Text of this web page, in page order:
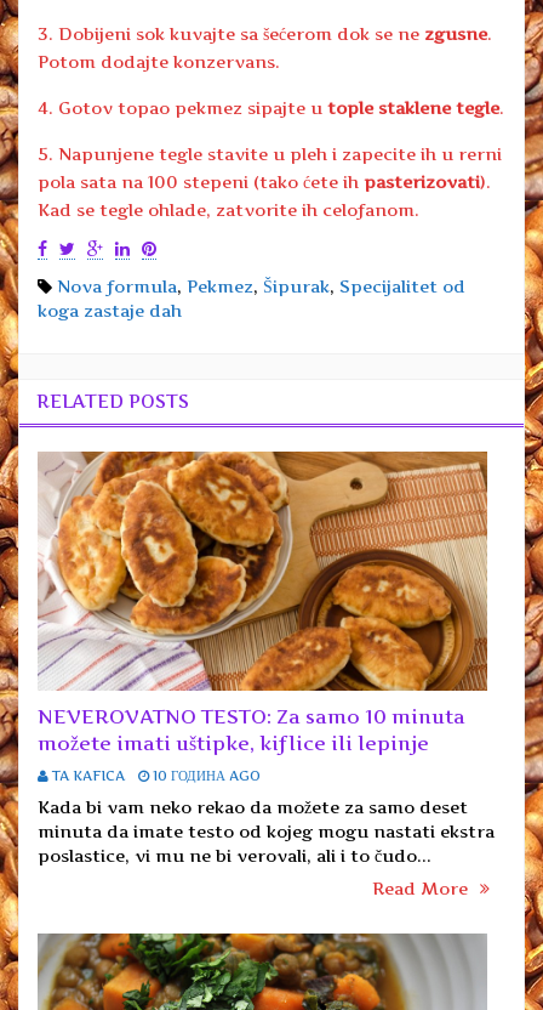
3. Dobijeni sok kuvajte sa šećerom dok se ne zgusne.
Potom dodajte konzervans.
4. Gotov topao pekmez sipajte u tople staklene tegle.
5. Napunjene tegle stavite u pleh i zapecite ih u rerni
pola sata na 100 stepeni (tako ćete ih pasterizovati).
Kad se tegle ohlade, zatvorite ih celofanom.
Nova formula, Pekmez, Šipurak, Specijalitet od
koga zastaje dah
RELATED POSTS
NEVEROVATNO TESTO: Za samo 10 minuta
možete imati uštipke, kiflice ili lepinje
TA KAFICA 10 ГОДИНА AGO
Kada bi vam neko rekao da možete za samo deset
minuta da imate testo od kojeg mogu nastati ekstra
poslastice, vi mu ne bi verovali, ali i to čudo...
Read More